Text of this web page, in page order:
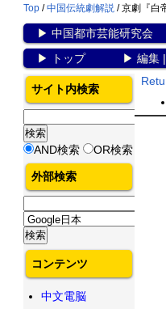
Top /中国伝統劇解説 / 京劇『白
▶ 中国都市芸能研究会
▶
トップ▶ 編集|
サイト内検索
AND検索 OR検索
外部検索
コンテンツ
中文電脳